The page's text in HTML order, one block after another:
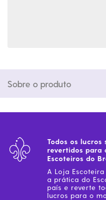
Sobre o produto
Todos os lucros
revertidos para
Escoteiros do
A Loja
a prática do
país e reverte
lucros para o